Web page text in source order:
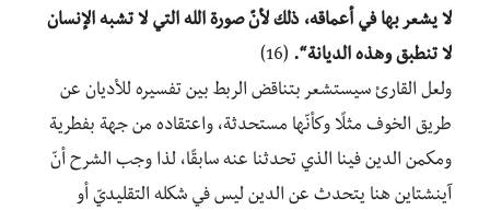
لا يشعر بها في أعماقه، ذلك لأنّ صورة الله التي لا تشبه الإنسان
لا تنطبق وهذه الديانة “. (16)
ولعل القارئ سيستشعر بتناقض الربط بين تفسيره للأديان عن
طريق الخوف مثلًا وكأنّها مستحدثة، واعتقاده من جهة بفطرية
ومكمن الدين فينا الذي تحدثنا عنه سابقًا، لذا وجب الشرح أنّ
آينشتاين هنا يتحدث عن الدين ليس في شكله التقليديّ أو